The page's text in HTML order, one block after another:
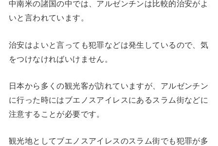
中南米の諸国の中では、アルゼンチンは比較的治安がよ
いと言われています。
治安はよいと言っても犯罪などは発生しているので、気
をつけなければいけません。
日本から多くの観光客が訪れていますが、アルゼンチン
に行った時にはブエノスアイレスにあるスラム街などに
注意することが必要です。
観光地としてブエノスアイレスのスラム街でも犯罪が多